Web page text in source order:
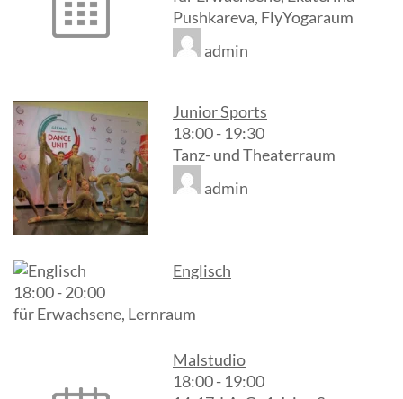
Pushkareva, FlyYogaraum
admin
Junior Sports
18:00- 19:30
Tanz- und Theaterraum
admin
Englisch
18:00-20:00
für Erwachsene, Lernraum
Malstudio
18:00- 19:00